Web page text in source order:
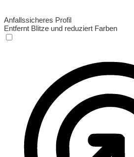
Anfallssicheres Profil
Entfernt Blitze und reduziert Farben